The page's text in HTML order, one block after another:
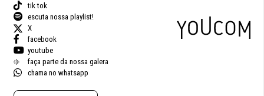
tik tok
escuta nossa playlist!
X
facebook
youtube
faça parte da nossa galera
chama no whatsapp